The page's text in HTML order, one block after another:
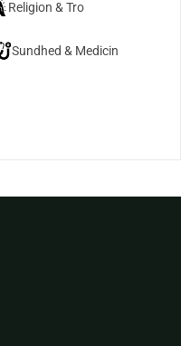
Religion & Tro
Sundhed & Medicin